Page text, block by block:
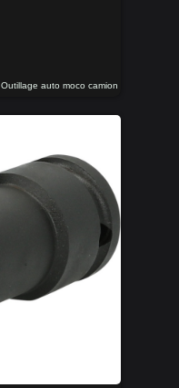
Outillage auto moco camion